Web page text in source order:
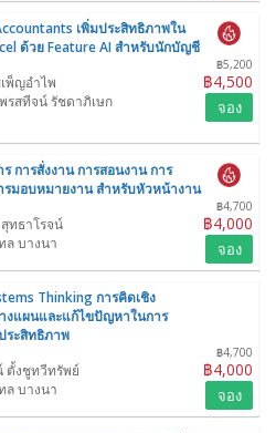
เพิ่มประสิทธิภาพใน
ด้วย Feature AI สำหรับนักบัญชี
฿5,200
฿4,500
พ็ญอำไพ
รสทีจน์ รัชดาภิเษก
จอง
การสั่งงาน การสอนงาน การ
มอบหมายงาน สำหรับหัวหน้างาน
฿4,700
฿4,000
ทธาโรจน์
ล บางนา
จอง
Thinking การคิดเชิง
างแผนและแก้ไขปัญหาในการ
ระสิทธิภาพ
฿4,700
฿4,000
ตั้งชูทวีทรัพย์
ล บางนา
จอง